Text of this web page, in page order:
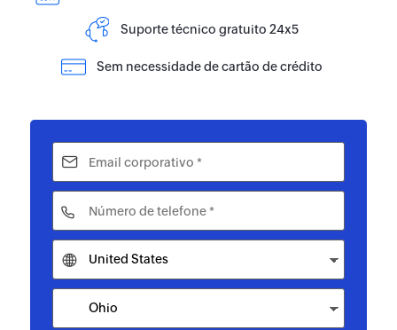
Suporte técnico gratuito 24x5
Sem necessidade de cartão de crédito